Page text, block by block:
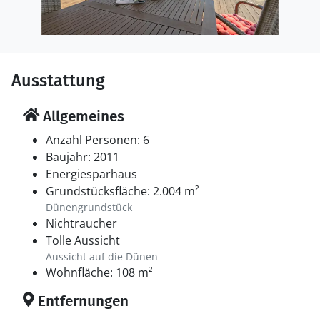
Ausstattung
Allgemeines
Anzahl Personen: 6
Baujahr: 2011
Energiesparhaus
Grundstücksfläche: 2.004 m²
Dünengrundstück
Nichtraucher
Tolle Aussicht
Aussicht auf die Dünen
Wohnfläche: 108 m²
Entfernungen